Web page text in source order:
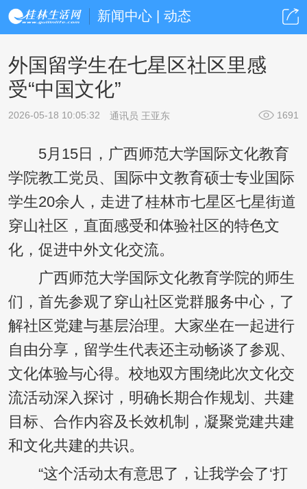
新闻中心 | 动态
外国留学生在七星区社区里感
受“中国文化”
2026-05-18 10:05:32 通讯员 王亚东 1691
5月15日，广西师范大学国际文化教育
学院教工党员、国际中文教育硕士专业国际
学生20余人，走进了桂林市七星区七星街道
穿山社区，直面感受和体验社区的特色文
化，促进中外文化交流。
广西师范大学国际文化教育学院的师生
们，首先参观了穿山社区党群服务中心，了
解社区党建与基层治理。大家坐在一起进行
自由分享，留学生代表还主动畅谈了参观、
文化体验与心得。校地双方围绕此次文化交
流活动深入探讨，明确长期合作规划、共建
目标、合作内容及长效机制，凝聚党建共建
和文化共建的共识。
“这个活动太有意思了，让我学会了‘打